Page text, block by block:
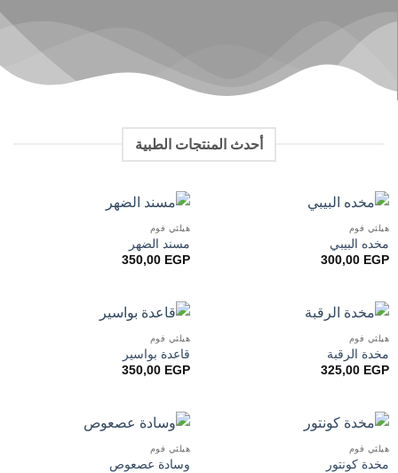
أحدث المنتجات الطبية
هيلثي فوم
مخده البيبي
300,00 EGP
هيلثي فوم
مسند الضهر
350,00 EGP
هيلثي فوم
مخدة الرقبة
325,00 EGP
هيلثي فوم
قاعدة بواسير
350,00 EGP
هيلثي فوم
مخدة كونتور
هيلثي فوم
وسادة عصعوص